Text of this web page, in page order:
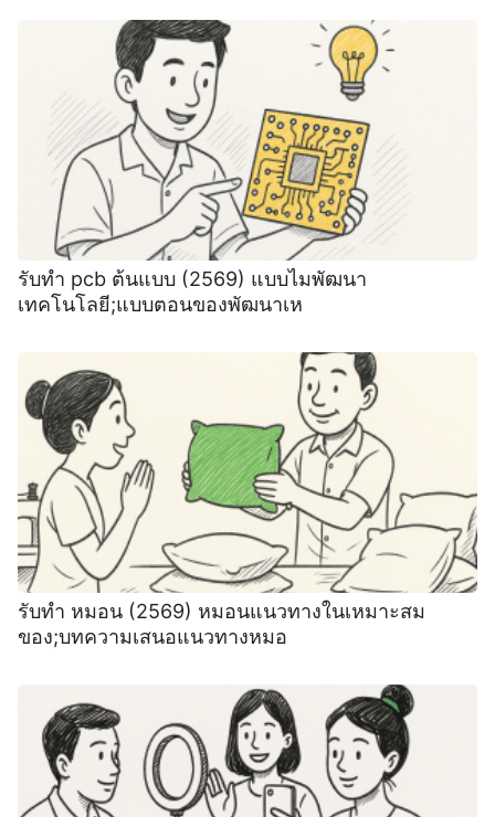
รับทำ pcb ต้นแบบ (2569) แบบไมพัฒนา
เทคโนโลยี;แบบตอนของพัฒนาเห
รับทำ หมอน (2569) หมอนแนวทางในเหมาะสม
ของ;บทความเสนอแนวทางหมอ